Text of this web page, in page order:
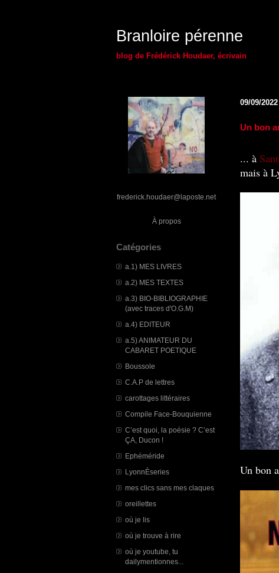
Branloire pérenne
blog de Frédérick Houdaer, écrivain
frederick.houdaer@laposte.net
À propos
Catégories
a.1) MES LIVRES
a.2) MES TEXTES
a.3) BIO-BIBLIOGRAPHIE
(avec traces d'O.G.M)
a.4) EDITEUR
a.5) ANIMATEUR DU
CABARET POETIQUE
Boussole
C.A.P de lettres
carottages littéraires
Compile Face-Bouquienne
C’est quoi, la poésie ? C’est
ÇA, Ducon !
Ephéméride
LyonnÈseries
mes clics sans mes claques
oreillettes
où je lis
où je trouve à rire
où je youtube, tu
dailymentionnes...
09/09/2022
Un bon
... à
mais à
Un bon